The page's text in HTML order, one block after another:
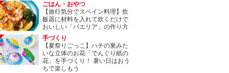
ごはん・おやつ
【旅行気分でスペイン料理】炊
飯器に材料を入れて炊くだけで
おいしい「パエリア」の作り方
手づくり
【夏祭りごっこ】ハチの巣みた
いな立体のお花「でんぐり紙の
花」を手づくり！ 暑い日はおう
ちで楽しもう